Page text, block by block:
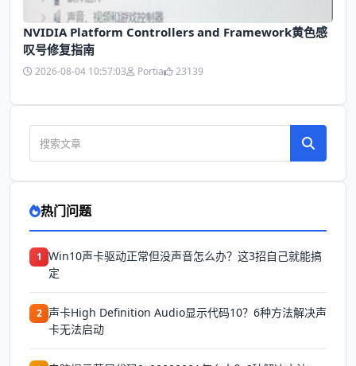
NVIDIA Platform Controllers and Framework黄色感
叹号修复指南
2026-08-04 10:57:03 Portia 23139
热门问题
1 Win10声卡驱动正常但没声音怎么办？这3招自己就能搞
定
2 声卡High Definition Audio显示代码10？6种方法解决声
卡无法启动